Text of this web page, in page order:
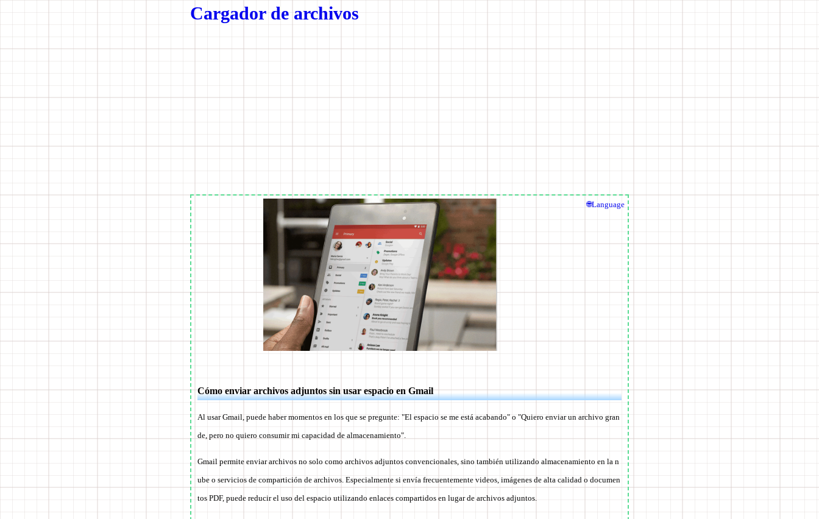
Cargador de archivos
Cómo enviar archivos adjuntos sin usar espacio en Gmail
Al usar Gmail, puede haber momentos en los que se pregunte: "El espacio se me está acabando" o "Quiero enviar un archivo gran
de, pero no quiero consumir mi capacidad de almacenamiento".
Gmail permite enviar archivos no solo como archivos adjuntos convencionales, sino también utilizando almacenamiento en la n
ube o servicios de compartición de archivos. Especialmente si envía frecuentemente videos, imágenes de alta calidad o documen
tos PDF, puede reducir el uso del espacio utilizando enlaces compartidos en lugar de archivos adjuntos.
🌐Language